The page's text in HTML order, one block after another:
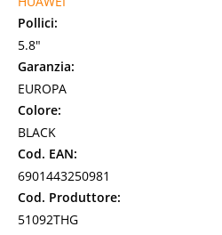
Pollici:
5.8"
Garanzia:
EUROPA
Colore:
BLACK
Cod. EAN:
6901443250981
Cod. Produttore:
51092THG